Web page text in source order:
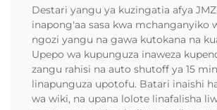
Destari yangu ya kuzingatia afya
inapong'aa sasa kwa mchanganyiko
ngozi yangu na gawa kutokana na
Upepo wa kupunguza inaweza
zangu rahisi na auto shutoff ya 15
linapunguza upotofu. Batari inaishi
wa wiki, na upana lolote linafalisha